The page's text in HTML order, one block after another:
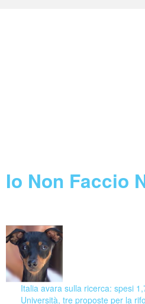
Io Non Faccio
Italia avara sulla ricerca: spesi
Università, tre proposte per la